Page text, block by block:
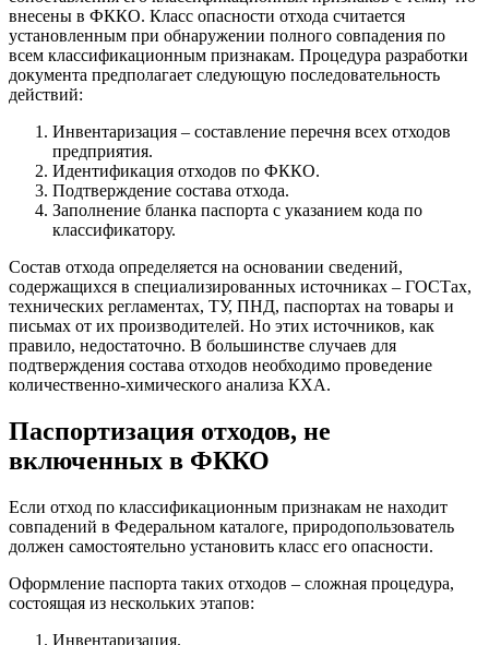
внесены в ФККО. Класс опасности отхода считается
установленным при обнаружении полного совпадения по
всем классификационным признакам. Процедура разработки
документа предполагает следующую последовательность
действий:
Инвентаризация – составление перечня всех отходов
предприятия.
Идентификация отходов по ФККО.
Подтверждение состава отхода.
Заполнение бланка паспорта с указанием кода по
классификатору.
Состав отхода определяется на основании сведений,
содержащихся в специализированных источниках – ГОСТах,
технических регламентах, ТУ, ПНД, паспортах на товары и
письмах от их производителей. Но этих источников, как
правило, недостаточно. В большинстве случаев для
подтверждения состава отходов необходимо проведение
количественно-химического анализа КХА.
Паспортизация отходов, не
включенных в ФККО
Если отход по классификационным признакам не находит
совпадений в Федеральном каталоге, природопользователь
должен самостоятельно установить класс его опасности.
Оформление паспорта таких отходов – сложная процедура,
состоящая из нескольких этапов:
Инвентаризация.